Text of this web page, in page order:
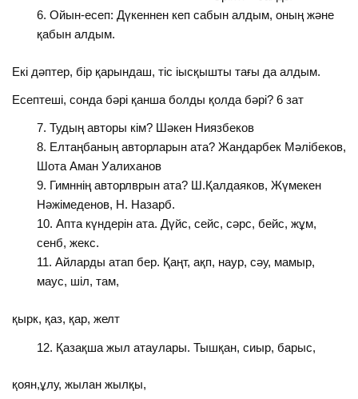
Ойын-есеп: Дүкеннен кеп сабын алдым, оның және
қабын алдым.
Екі дәптер, бір қарындаш, тіс іысқышты тағы да алдым.
Есептеші, сонда бәрі қанша болды қолда бәрі? 6 зат
Тудың авторы кім? Шәкен Ниязбеков
Елтаңбаның авторларын ата? Жандарбек Мәлібеков,
Шота Аман Уалиханов
Гимннің авторлврын ата? Ш.Қалдаяков, Жүмекен
Нәжімеденов, Н. Назарб.
Апта күндерін ата. Дүйс, сейс, сәрс, бейс, жұм,
сенб, жекс.
Айларды атап бер. Қаңт, ақп, наур, сәу, мамыр,
маус, шіл, там,
қырк, қаз, қар, желт
Қазақша жыл атаулары. Тышқан, сиыр, барыс,
қоян,ұлу, жылан жылқы,